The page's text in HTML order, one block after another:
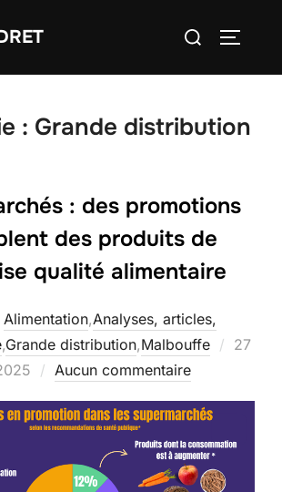
Rechercher :
: Grande distribution
: des promotions
des produits de
qualité alimentaire
Alimentation,Analyses, articles,
,Grande distribution,Malbouffe
Publié
27
Aucun commentaire